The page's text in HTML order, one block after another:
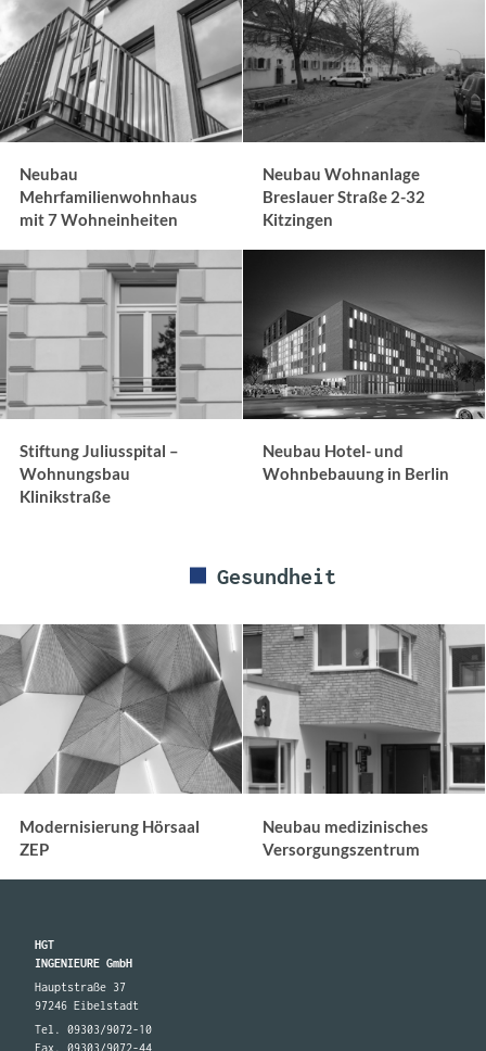
Neubau
Mehrfamilienwohnhaus
mit 7 Wohneinheiten
Neubau Wohnanlage
Breslauer Straße 2-32
Kitzingen
Stiftung Juliusspital –
Wohnungsbau
Klinikstraße
Neubau Hotel- und
Wohnbebauung in Berlin
Gesundheit
Modernisierung Hörsaal
ZEP
Neubau medizinisches
Versorgungszentrum
HGT
INGENIEURE GmbH
Hauptstraße 37
97246 Eibelstadt
Tel. 09303/9072-10
Fax. 09303/9072-44